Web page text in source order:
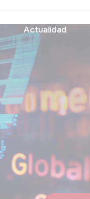
Actualidad